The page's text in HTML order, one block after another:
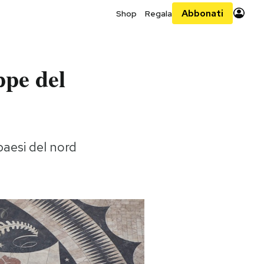
Shop Regala Abbonati
del
del nord